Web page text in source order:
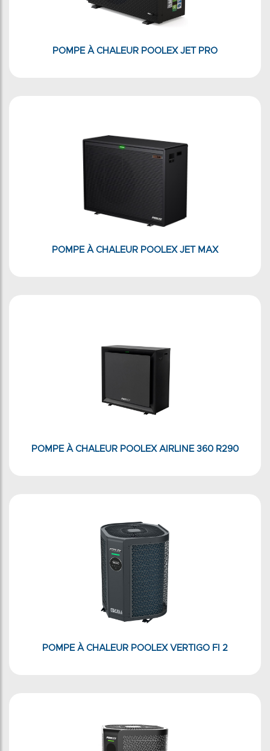
POMPE À CHALEUR POOLEX JET PRO
POMPE À CHALEUR POOLEX JET MAX
POMPE À CHALEUR POOLEX AIRLINE 360 R290
POMPE À CHALEUR POOLEX VERTIGO FI 2